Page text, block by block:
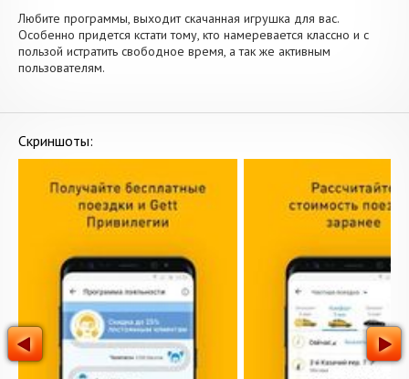
Любите программы, выходит скачанная игрушка для вас.
Особенно придется кстати тому, кто намеревается классно и с
пользой истратить свободное время, а так же активным
пользователям.
Скриншоты: